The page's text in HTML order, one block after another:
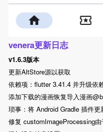
venera更新日志
v1.6.3版本
更新AltStore源以获取
依赖项：flutter 3.41.4 并升级依
添加下载的漫画恢复导入漫画
琐事：将 Android Gradle 插件
修复 customImageProcessing